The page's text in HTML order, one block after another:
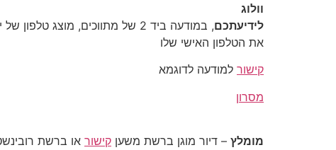
וולוג
לידיעתכם
את הטלפון האישי שלו
קישור למודעה לדוגמא
מסרון
מומלץ – דיור מוגן ברשת משען קישור או ברשת